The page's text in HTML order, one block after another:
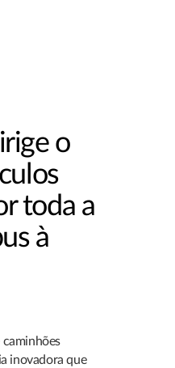
o
toda a
à
caminhões
inovadora que